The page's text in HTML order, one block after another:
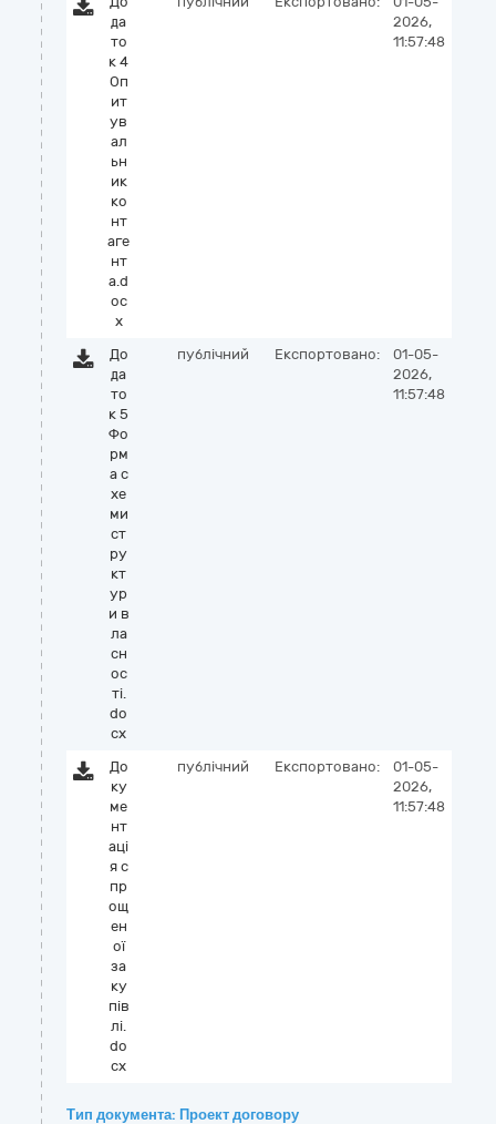
да
то
к 4
Оп
ит
ув
ал
ьн
ик
ко
нт
аге
нт
а.d
oc
x
2026,
11:57:48
До
да
то
к 5
Фо
рм
а с
хе
ми
ст
ру
кт
ур
и в
ла
сн
ос
ті.
do
cx
публічний Експортовано:
01-05-
2026,
11:57:48
До
ку
ме
нт
аці
я с
пр
ощ
ен
ої
за
ку
пів
лі.
do
cx
публічний Експортовано:
01-05-
2026,
11:57:48
Тип документа: Проект договору